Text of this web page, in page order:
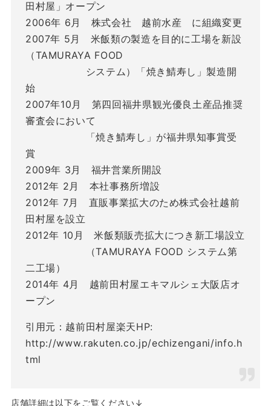
田村屋」オープン
2006年 6月 株式会社 越前水産 に組織変更
2007年 5月 米飯類の製造を目的に工場を新設
（TAMURAYA FOOD
システム）「焼き鯖寿し」製造開
始
2007年10月 第四回福井県観光優良土産品推奨
審査会において
「焼き鯖寿し」が福井県知事賞受
賞
2009年 3月 福井営業所開設
2012年 2月 本社事務所増設
2012年 7月 直販事業拡大のため株式会社越前
田村屋を設立
2012年 10月 米飯類販売拡大につき新工場設立
（TAMURAYA FOOD システム第
二工場）
2014年 4月 越前田村屋エキマルシェ大阪店オ
ープン
引用元：越前田村屋楽天HP:
http://www.rakuten.co.jp/echizengani/info.h
tml
店舗詳細は以下をご覧ください↓